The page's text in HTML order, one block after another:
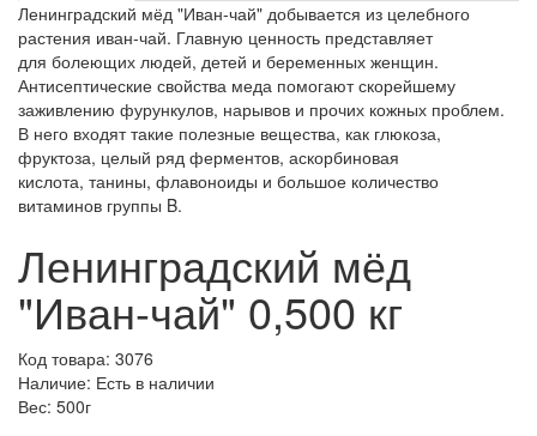
Ленинградский мёд "Иван-чай" добывается из целебного
растения иван-чай. Главную ценность представляет
для болеющих людей, детей и беременных женщин.
Антисептические свойства меда помогают скорейшему
заживлению фурункулов, нарывов и прочих кожных проблем.
В него входят такие полезные вещества, как глюкоза,
фруктоза, целый ряд ферментов, аскорбиновая
кислота, танины, флавоноиды и большое количество
витаминов группы B.
Ленинградский мёд
"Иван-чай" 0,500 кг
Код товара: 3076
Наличие: Есть в наличии
Вес: 500г